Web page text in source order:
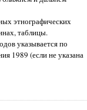
этнографических
таблицы.
указывается по
1989 (если не указана